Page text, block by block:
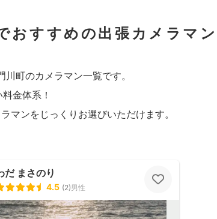
おすすめの出張カメラマン
町のカメラマン一覧です。
金体系！
マンをじっくりお選びいただけます。
だ まさのり
4.5 (2)男性